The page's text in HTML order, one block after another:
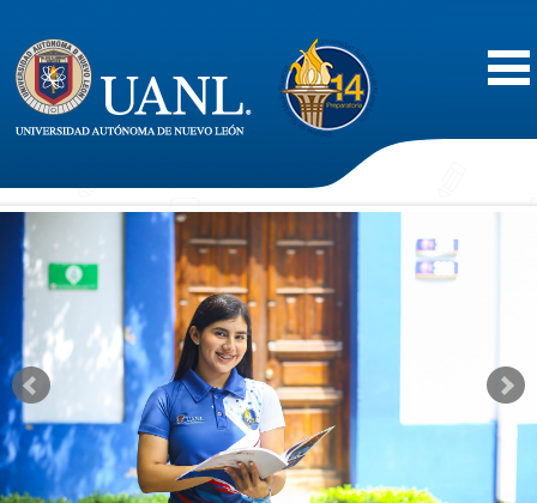
Acerca de
Oferta Educativa
Vida Estudiantil
Servicios
Difusión